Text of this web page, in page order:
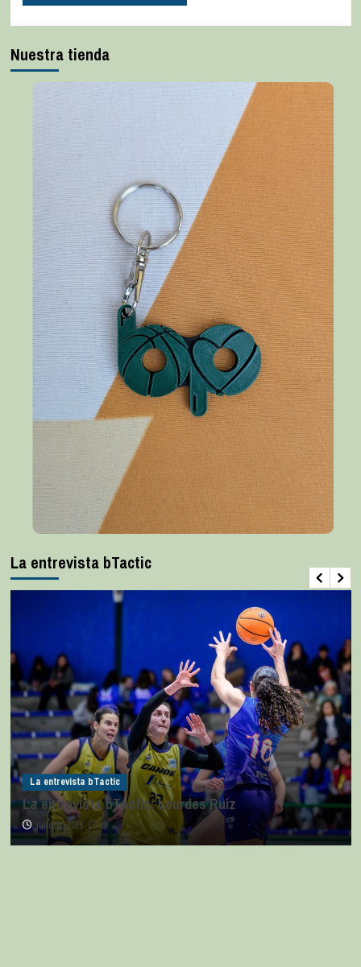
Nuestra tienda
La entrevista bTactic
La entrevista bTactic
La entrevista bTactic: Lourdes Ruiz
julio 11, 2026 0